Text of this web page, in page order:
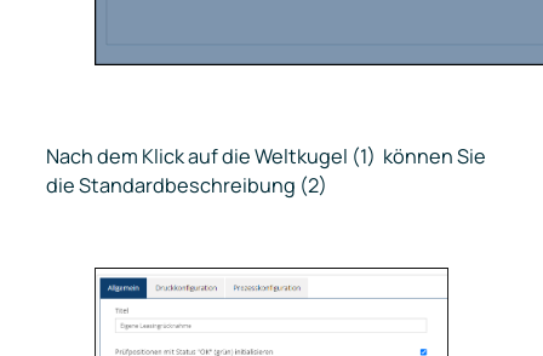
Nach dem Klick auf die Weltkugel (1) können Sie
die Standardbeschreibung (2)